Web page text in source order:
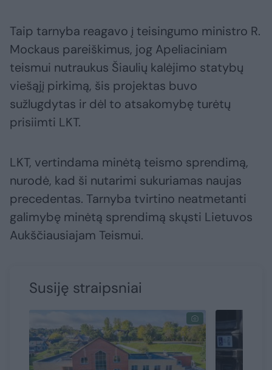
Taip tarnyba reagavo į teisingumo ministro R.
Mockaus pareiškimus, jog Apeliaciniam
teismui nutraukus Šiaulių kalėjimo statybų
viešąjį pirkimą, šis projektas buvo
sužlugdytas ir dėl to atsakomybę turėtų
prisiimti LKT.
LKT, vertindama minėtą teismo sprendimą,
nurodė, kad ši nutarimi sukuriamas naujas
precedentas. Tarnyba tvirtino neatmetanti
galimybę minėtą sprendimą skųsti Lietuvos
Aukščiausiajam Teismui.
Susiję straipsniai